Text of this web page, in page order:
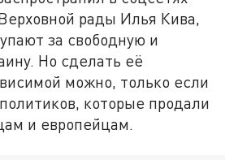
рады Илья Кива,
за свободную и
Но сделать её
можно, только если
которые продали
и европейцам.